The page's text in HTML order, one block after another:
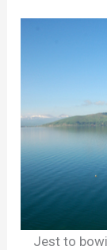
Jest to